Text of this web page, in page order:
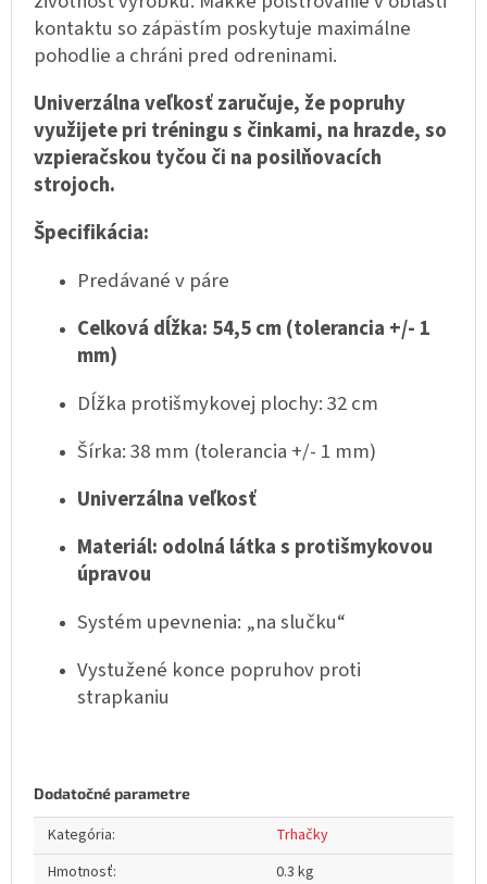
kontaktu so zápästím poskytuje maximálne
pohodlie a chráni pred odreninami.
Univerzálna veľkosť zaručuje, že popruhy
využijete pri tréningu s činkami, na hrazde, so
vzpieračskou tyčou či na posilňovacích
strojoch.
Špecifikácia:
Predávané v páre
Celková dĺžka: 54,5 cm (tolerancia +/- 1
mm)
Dĺžka protišmykovej plochy: 32 cm
Šírka: 38 mm (tolerancia +/- 1 mm)
Univerzálna veľkosť
Materiál: odolná látka s protišmykovou
úpravou
Systém upevnenia: „na slučku“
Vystužené konce popruhov proti
strapkaniu
Dodatočné parametre
Kategória:
Trhačky
Hmotnosť: 0.3 kg